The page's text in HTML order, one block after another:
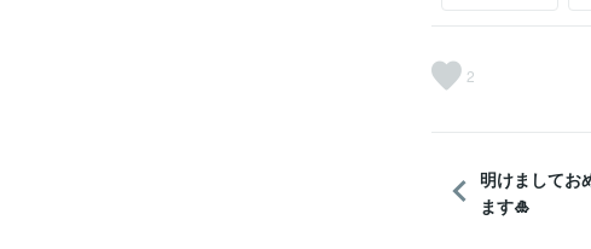
2
明けましてお
ます🎍